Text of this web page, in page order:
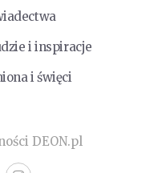
i inspiracje
i święci
DEON.pl